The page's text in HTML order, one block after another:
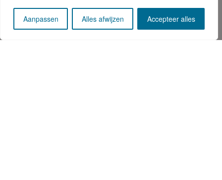
Aanpassen Alles afwijzen Accepteer alles